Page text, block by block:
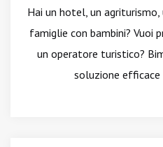
Hai un hotel, un
famiglie con bambini? Vuoi
un operatore turistico?
soluzione efficace